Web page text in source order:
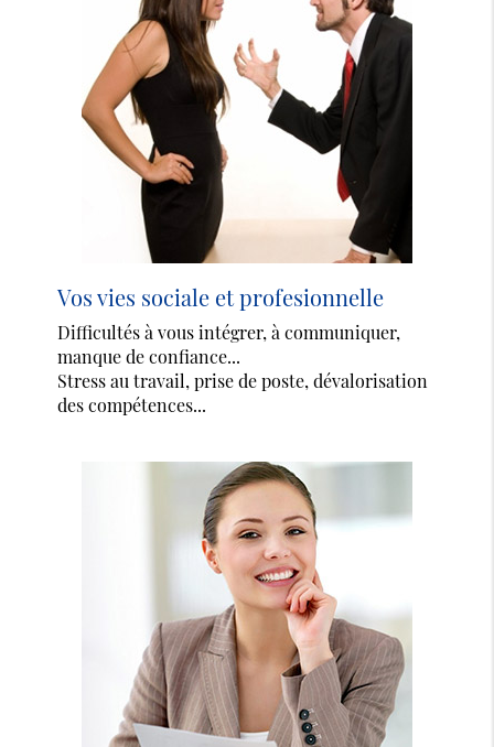
Vos vies sociale et profesionnelle
Difficultés à vous intégrer, à communiquer,
manque de confiance...
Stress au travail, prise de poste, dévalorisation
des compétences...